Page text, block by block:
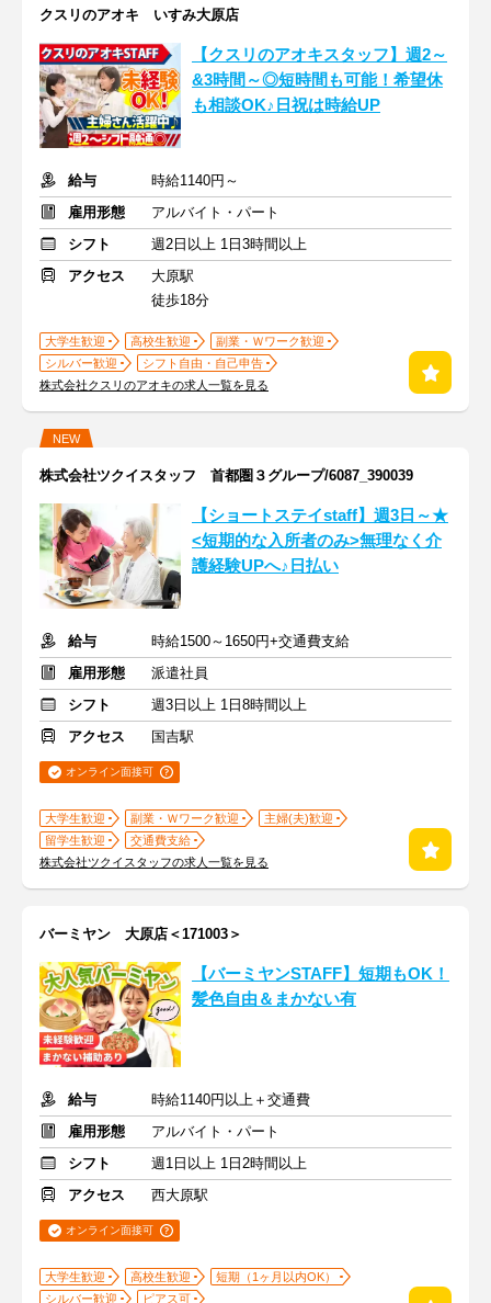
クスリのアオキ いすみ大原店
【クスリのアオキスタッフ】週2～
&3時間～◎短時間も可能！希望休
も相談OK♪日祝は時給UP
給与
時給1140円～
雇用形態
アルバイト・パート
シフト
週2日以上 1日3時間以上
アクセス
大原駅
徒歩18分
大学生歓迎 高校生歓迎
副業・Ｗワーク歓迎
シルバー歓迎
シフト自由・自己申告
株式会社クスリのアオキの求人一覧を見る
NEW
株式会社ツクイスタッフ 首都圏３グループ/6087_390039
【ショートステイstaff】週3日～★
<短期的な入所者のみ>無理なく介
護経験UPへ♪日払い
給与
時給1500～1650円+交通費支給
雇用形態
派遣社員
シフト
週3日以上 1日8時間以上
アクセス
国吉駅
オンライン面接可
大学生歓迎 副業・Ｗワーク歓迎
主婦(夫)歓迎
留学生歓迎
交通費支給
株式会社ツクイスタッフの求人一覧を見る
バーミヤン 大原店＜171003＞
【バーミヤンSTAFF】短期もOK！
髪色自由＆まかない有
給与
時給1140円以上＋交通費
雇用形態
アルバイト・パート
シフト
週1日以上 1日2時間以上
アクセス
西大原駅
オンライン面接可
大学生歓迎 高校生歓迎
短期（1ヶ月以内OK）
シルバー歓迎
ピアス可